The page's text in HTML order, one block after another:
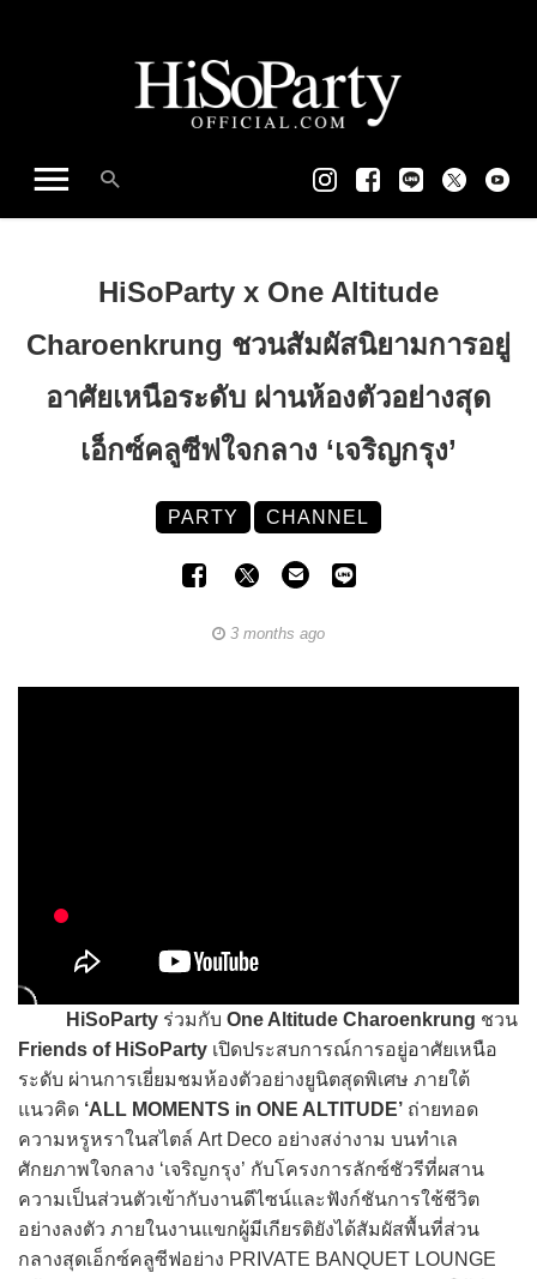
HiSoParty x One Altitude
Charoenkrung ชวนสัมผัสนิยามการอยู่
อาศัยเหนือระดับ ผ่านห้องตัวอย่างสุด
เอ็กซ์คลูซีฟใจกลาง ‘เจริญกรุง’
PARTY CHANNEL
3 months ago
HiSoParty ร่วมกับ One Altitude Charoenkrung ชวน
Friends of HiSoParty เปิดประสบการณ์การอยู่อาศัยเหนือ
ระดับ ผ่านการเยี่ยมชมห้องตัวอย่างยูนิตสุดพิเศษ ภายใต้
แนวคิด ‘ALL MOMENTS in ONE ALTITUDE’ ถ่ายทอด
ความหรูหราในสไตล์ Art Deco อย่างสง่างาม บนทำเล
ศักยภาพใจกลาง ‘เจริญกรุง’ กับโครงการลักซ์ชัวรีที่ผสาน
ความเป็นส่วนตัวเข้ากับงานดีไซน์และฟังก์ชันการใช้ชีวิต
อย่างลงตัว ภายในงานแขกผู้มีเกียรติยังได้สัมผัสพื้นที่ส่วน
กลางสุดเอ็กซ์คลูซีฟอย่าง PRIVATE BANQUET LOUNGE